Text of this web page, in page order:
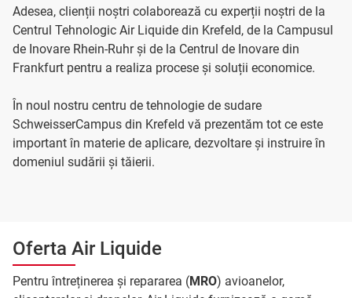
Adesea, clienții noștri colaborează cu experții noștri de la
Centrul Tehnologic Air Liquide din Krefeld, de la Campusul
de Inovare Rhein-Ruhr și de la Centrul de Inovare din
Frankfurt pentru a realiza procese și soluții economice.
În noul nostru centru de tehnologie de sudare
SchweisserCampus din Krefeld vă prezentăm tot ce este
important în materie de aplicare, dezvoltare și instruire în
domeniul sudării și tăierii.
Oferta Air Liquide
Pentru întreținerea și repararea (MRO) avioanelor,